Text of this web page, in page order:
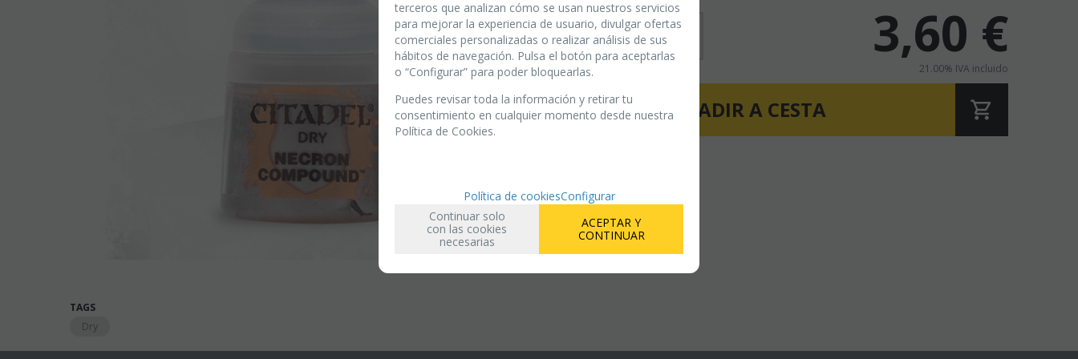
- + 3,60 €
21.00% IVA incluido
AÑADIR A CESTA
TAGS
Dry
terceros que analizan cómo se usan nuestros servicios
para mejorar la experiencia de usuario, divulgar ofertas
comerciales personalizadas o realizar análisis de sus
hábitos de navegación. Pulsa el botón para aceptarlas
o “Configurar” para poder bloquearlas.
Puedes revisar toda la información y retirar tu
consentimiento en cualquier momento desde nuestra
Política de Cookies.
Política de cookiesConfigurar
Continuar solo
con las cookies
necesarias
ACEPTAR Y
CONTINUAR